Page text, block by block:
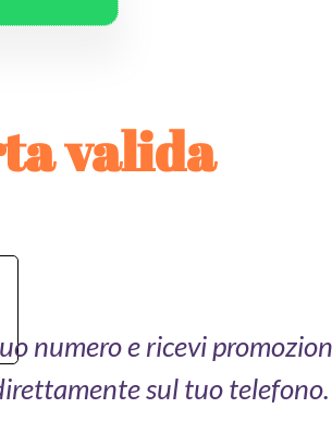
valida
numero e ricevi
sul tuo telefono.